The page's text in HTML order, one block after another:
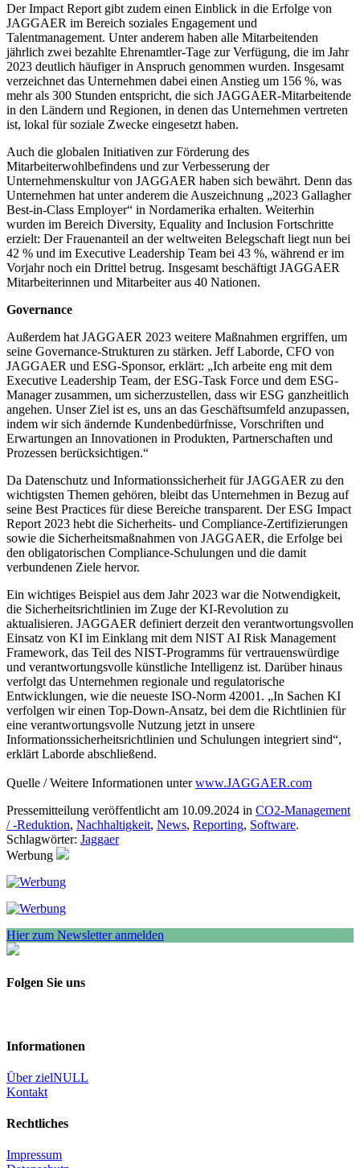
Der Impact Report gibt zudem einen Einblick in die Erfolge von
JAGGAER im Bereich soziales Engagement und
Talentmanagement. Unter anderem haben alle Mitarbeitenden
jährlich zwei bezahlte Ehrenamtler-Tage zur Verfügung, die im Jahr
2023 deutlich häufiger in Anspruch genommen wurden. Insgesamt
verzeichnet das Unternehmen dabei einen Anstieg um 156 %, was
mehr als 300 Stunden entspricht, die sich JAGGAER-Mitarbeitende
in den Ländern und Regionen, in denen das Unternehmen vertreten
ist, lokal für soziale Zwecke eingesetzt haben.
Auch die globalen Initiativen zur Förderung des
Mitarbeiterwohlbefindens und zur Verbesserung der
Unternehmenskultur von JAGGAER haben sich bewährt. Denn das
Unternehmen hat unter anderem die Auszeichnung „2023 Gallagher
Best-in-Class Employer“ in Nordamerika erhalten. Weiterhin
wurden im Bereich Diversity, Equality and Inclusion Fortschritte
erzielt: Der Frauenanteil an der weltweiten Belegschaft liegt nun bei
42 % und im Executive Leadership Team bei 43 %, während er im
Vorjahr noch ein Drittel betrug. Insgesamt beschäftigt JAGGAER
Mitarbeiterinnen und Mitarbeiter aus 40 Nationen.
Governance
Außerdem hat JAGGAER 2023 weitere Maßnahmen ergriffen, um
seine Governance-Strukturen zu stärken. Jeff Laborde, CFO von
JAGGAER und ESG-Sponsor, erklärt: „Ich arbeite eng mit dem
Executive Leadership Team, der ESG-Task Force und dem ESG-
Manager zusammen, um sicherzustellen, dass wir ESG ganzheitlich
angehen. Unser Ziel ist es, uns an das Geschäftsumfeld anzupassen,
indem wir sich ändernde Kundenbedürfnisse, Vorschriften und
Erwartungen an Innovationen in Produkten, Partnerschaften und
Prozessen berücksichtigen.“
Da Datenschutz und Informationssicherheit für JAGGAER zu den
wichtigsten Themen gehören, bleibt das Unternehmen in Bezug auf
seine Best Practices für diese Bereiche transparent. Der ESG Impact
Report 2023 hebt die Sicherheits- und Compliance-Zertifizierungen
sowie die Sicherheitsmaßnahmen von JAGGAER, die Erfolge bei
den obligatorischen Compliance-Schulungen und die damit
verbundenen Ziele hervor.
Ein wichtiges Beispiel aus dem Jahr 2023 war die Notwendigkeit,
die Sicherheitsrichtlinien im Zuge der KI-Revolution zu
aktualisieren. JAGGAER definiert derzeit den verantwortungsvollen
Einsatz von KI im Einklang mit dem NIST AI Risk Management
Framework, das Teil des NIST-Programms für vertrauenswürdige
und verantwortungsvolle künstliche Intelligenz ist. Darüber hinaus
verfolgt das Unternehmen regionale und regulatorische
Entwicklungen, wie die neueste ISO-Norm 42001. „In Sachen KI
verfolgen wir einen Top-Down-Ansatz, bei dem die Richtlinien für
eine verantwortungsvolle Nutzung jetzt in unsere
Informationssicherheitsrichtlinien und Schulungen integriert sind“,
erklärt Laborde abschließend.
Quelle / Weitere Informationen unterwww.JAGGAER.com
Pressemitteilung veröffentlicht am 10.09.2024 in CO2-Management
/ -Reduktion, Nachhaltigkeit, News, Reporting, Software.
Schlagwörter: Jaggaer
Werbung
Hier zum Newsletter anmelden
Folgen Sie uns
Informationen
Über zielNULL
Kontakt
Rechtliches
Impressum